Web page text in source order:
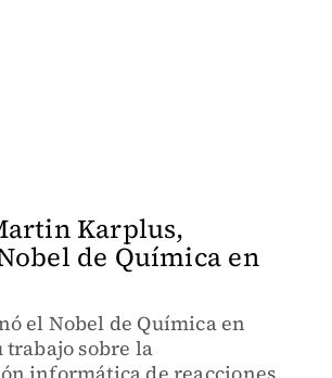
Karplus,
de Química en
el Nobel de Química en
trabajo sobre la